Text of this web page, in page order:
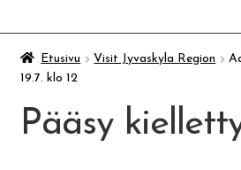
Taidemuseo & Ratamo
Suomen käsityön museo
Etusivu Visit Jyvaskyla Region
19.7. klo 12
Pääsy